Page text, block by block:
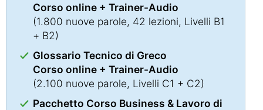
Corso online + Trainer-Audio
(1.800 nuove parole, 42 lezioni, Livelli B1
+ B2)
Glossario Tecnico di Greco
Corso online + Trainer-Audio
(2.100 nuove parole, Livelli C1 + C2)
Pacchetto Corso Business & Lavoro di